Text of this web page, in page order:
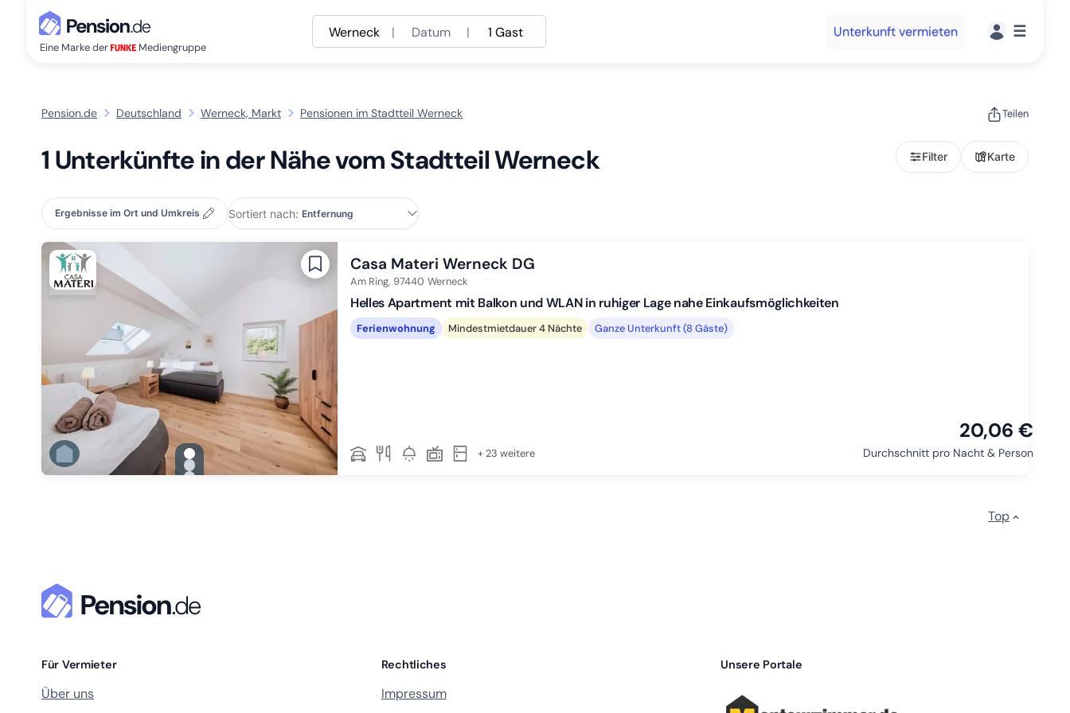
Eine Marke der Mediengruppe
Werneck | Datum | 1 Gast Unterkunft vermieten ☰
Pension.de Deutschland Werneck, Markt Pensionen im Stadtteil Werneck Teilen
1 Unterkünfte in der Nähe vom Stadtteil Werneck Filter Karte
Ergebnisse im Ort und Umkreis Sortiert nach:
gallery.slide_selector
Zu Slide 1 wechseln
Zu Slide 2 wechseln
Casa Materi Werneck DG
Am Ring, 97440 Werneck
Helles Apartment mit Balkon und WLAN in ruhiger Lage nahe Einkaufsmöglichkeiten
Ferienwohnung Mindestmietdauer 4 Nächte Ganze Unterkunft (8 Gäste)
+ 23 weitere
20,06 €
Durchschnitt pro Nacht & Person
Top
Für Vermieter
Über uns
Rechtliches
Impressum
Unsere Portale